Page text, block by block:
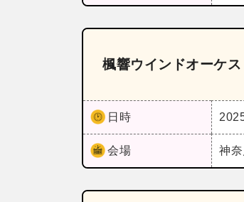
楓響ウインドオーケ
日時
会場 神奈